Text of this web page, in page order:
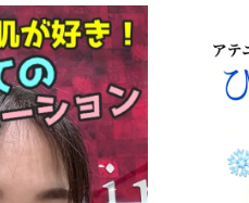
ッション